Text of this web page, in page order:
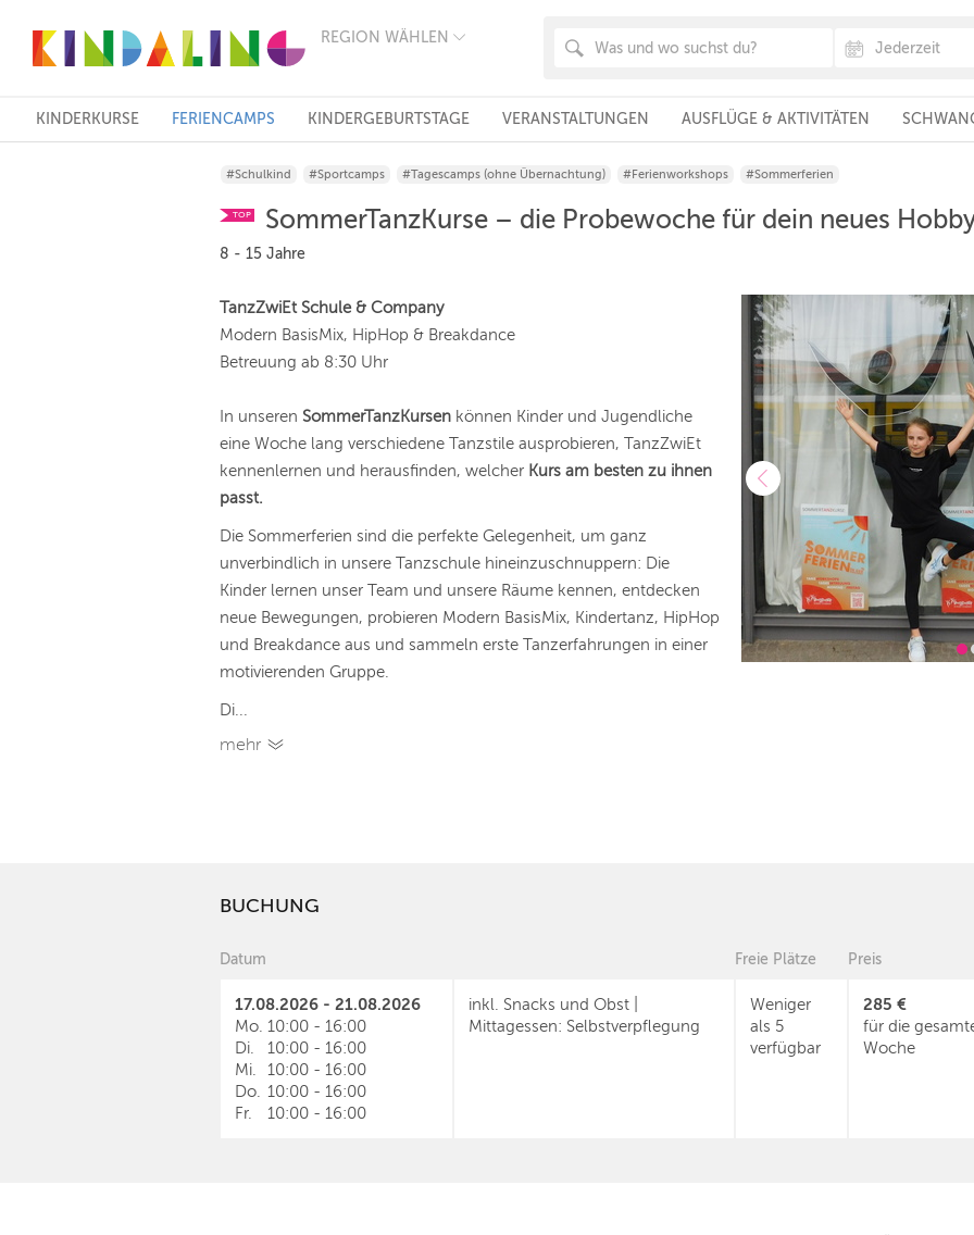
REGION WÄHLEN
FRANKFURT
KÖLN
STUTTGART
ESSEN
HANNOVER
WIEN
ZÜRICH
ANDERE
REGIONEN
KINDERKURSE FERIENCAMPS KINDERGEBURTSTAGE VERANSTALTUNGEN AUSFLÜGE & AKTIVITÄTEN
#Schulkind #Sportcamps #Tagescamps (ohne Übernachtung) #Ferienworkshops #Sommerferien
TOP SommerTanzKurse – die Probewoche für dein neues
8 - 15 Jahre
TanzZwiEt Schule & Company
Modern BasisMix, HipHop & Breakdance
Betreuung ab 8:30 Uhr
In unseren SommerTanzKursen können Kinder und Jugendliche
eine Woche lang verschiedene Tanzstile ausprobieren, TanzZwiEt
kennenlernen und herausfinden, welcher Kurs am besten zu ihnen
passt.
Die Sommerferien sind die perfekte Gelegenheit, um ganz
unverbindlich in unsere Tanzschule hineinzuschnuppern: Die
Kinder lernen unser Team und unsere Räume kennen, entdecken
neue Bewegungen, probieren Modern BasisMix, Kindertanz, HipHop
und Breakdance aus und sammeln erste Tanzerfahrungen in einer
motivierenden Gruppe.
Di...
mehr
BUCHUNG
Datum Freie Plätze Preis
17.08.2026 - 21.08.2026
Mo. 10:00 - 16:00
Di.
10:00 - 16:00
Mi.
10:00 - 16:00
Do.
10:00 - 16:00
Fr.
10:00 - 16:00
inkl. Snacks und Obst |
Mittagessen: Selbstverpflegung
Weniger
als 5
verfügbar
285 €
für die
Woche